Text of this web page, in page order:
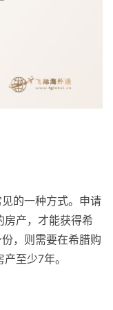
的一种方式。申请
房产，才能获得希
，则需要在希腊购
至少7年。